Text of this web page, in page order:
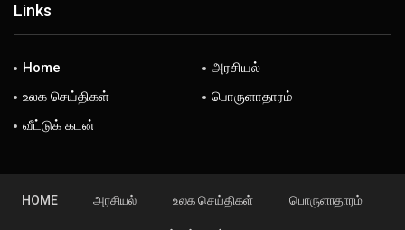
Links
Home
அரசியல்
உலக செய்திகள்
பொருளாதாரம்
வீட்டுக் கடன்
HOME அரசியல் உலக செய்திகள் பொருளாதாரம்